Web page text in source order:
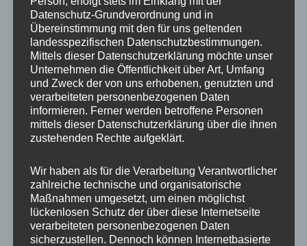
Material Aluminium
Grundfarbe Silber
Innendurchmesser 54,1 mm
Aussendurchmesser 60,1 mm
Fahrzeughersteller
Daihatsu, Hyundai, Kia,
Mazda, Opel Agila, Suzuki,
Toyota
Felgenhersteller
AEZ, Alcar, Autec, BWA,
Dezent, Dotz, Enzo, Exip,
Lexus, Lumarai, Mak, Mim,
Platim, RC Design, Renault,
Suzuki, Toyota
Datenschutz-Grundverordnung und in
Übereinstimmung mit den für uns geltenden
landesspezifischen Datenschutzbestimmungen.
Mittels dieser Datenschutzerklärung möchte unser
Unternehmen die Öffentlichkeit über Art, Umfang
und Zweck der von uns erhobenen, genutzten und
verarbeiteten personenbezogenen Daten
informieren. Ferner werden betroffene Personen
mittels dieser Datenschutzerklärung über die ihnen
zustehenden Rechte aufgeklärt.
Wir haben als für die Verarbeitung Verantwortlicher
zahlreiche technische und organisatorische
Maßnahmen umgesetzt, um einen möglichst
lückenlosen Schutz der über diese Internetseite
verarbeiteten personenbezogenen Daten
sicherzustellen. Dennoch können Internetbasierte